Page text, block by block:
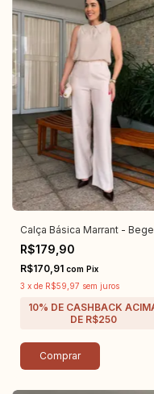
Calça Básica Marrant - Bege
R$179,90
R$170,91 com Pix
3 x de R$59,97 sem juros
Comprar